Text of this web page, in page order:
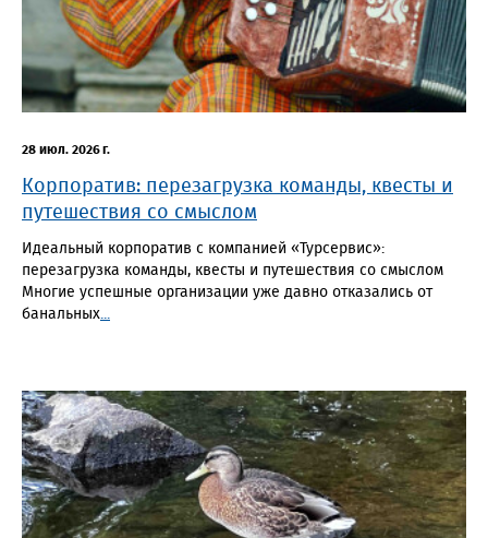
28 июл. 2026 г.
Корпоратив: перезагрузка команды, квесты и
путешествия со смыслом
Идеальный корпоратив с компанией «Турсервис»:
перезагрузка команды, квесты и путешествия со смыслом
Многие успешные организации уже давно отказались от
банальных